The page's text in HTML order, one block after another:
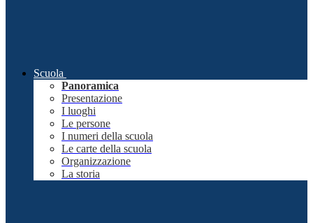
Scuola
Panoramica
Presentazione
I luoghi
Le persone
I numeri della scuola
Le carte della scuola
Organizzazione
La storia